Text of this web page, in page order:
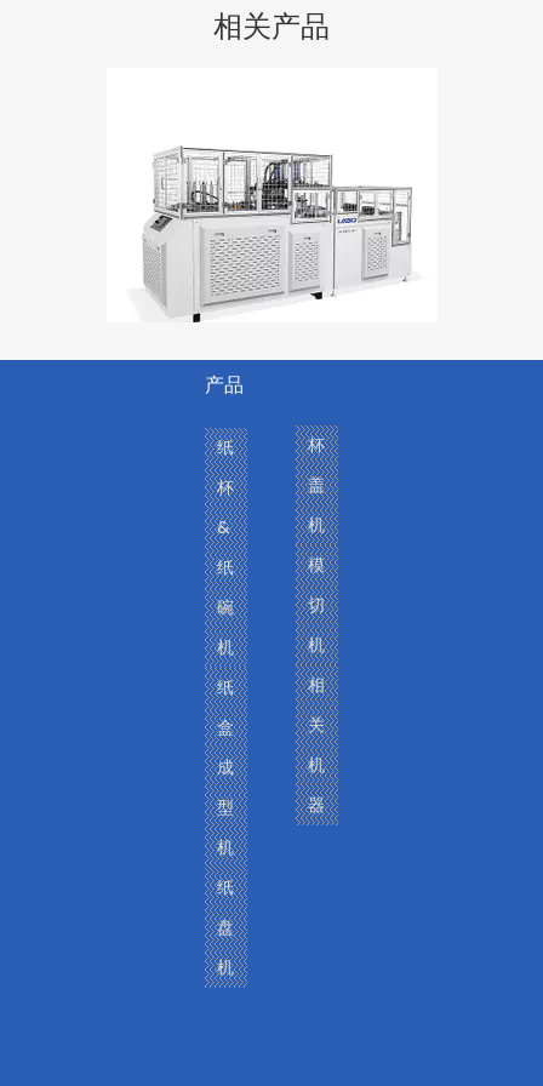
光电传感器
相关产品
卷筒纸印刷模切机
产品
纸
杯
&
纸
碗
机
纸
盒
成
型
机
纸
盘
机
杯
盖
机
模
切
机
相
关
机
器